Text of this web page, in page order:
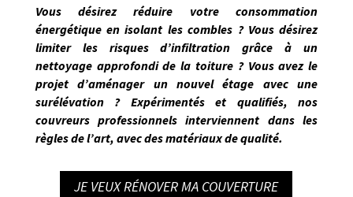
Vous désirez réduire votre consommation
énergétique en isolant les combles ? Vous désirez
limiter les risques d’infiltration grâce à un
nettoyage approfondi de la toiture ? Vous avez le
projet d’aménager un nouvel étage avec une
surélévation ? Expérimentés et qualifiés, nos
couvreurs professionnels interviennent dans les
règles de l’art, avec des matériaux de qualité.
JE VEUX RÉNOVER MA COUVERTURE